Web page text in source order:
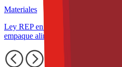
Materiales
Ley REP en América Latina: cómo
empaque alimentario